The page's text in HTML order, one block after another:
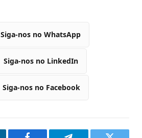
Siga-nos no WhatsApp
Siga-nos no LinkedIn
Siga-nos no Facebook